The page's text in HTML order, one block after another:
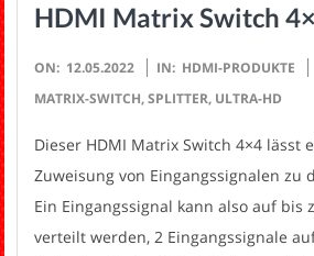
HDMI Matrix Switch
2022-
05-
ON: 12.05.2022 IN: HDMI-PRODUKTE
MATRIX-SWITCH,SPLITTER, ULTRA-HD
Dieser HDMI Matrix Switch 4×4 lässt
Zuweisung von Eingangssignalen zu
Ein Eingangssignal kann also auf bis
verteilt werden, 2 Eingangssignale